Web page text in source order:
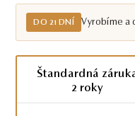
DO 21 DNÍ Vyrobíme a
Štandardná
2 roky